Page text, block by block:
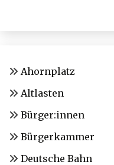
Ahornplatz
Altlasten
Bürger:innen
Bürgerkammer
Deutsche Bahn